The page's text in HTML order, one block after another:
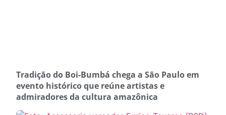
Tradição do Boi-Bumbá chega a São Paulo em
evento histórico que reúne artistas e
admiradores da cultura amazônica